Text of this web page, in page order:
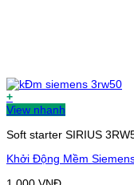
+
View nhanh
Soft starter SIRIUS
Khởi Động Mềm